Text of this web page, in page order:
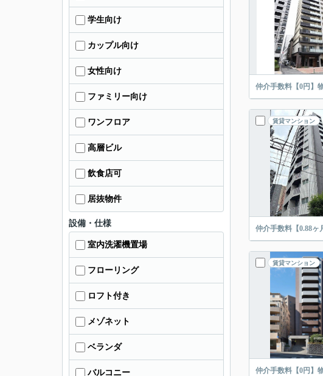
仲介手数料【0円】
賃貸マンション
仲介手数料【0.88ヶ
賃貸マンション
仲介手数料【0円】
学生向け
カップル向け
女性向け
ファミリー向け
ワンフロア
高層ビル
飲食店可
居抜物件
設備・仕様
室内洗濯機置場
フローリング
ロフト付き
メゾネット
ベランダ
バルコニー